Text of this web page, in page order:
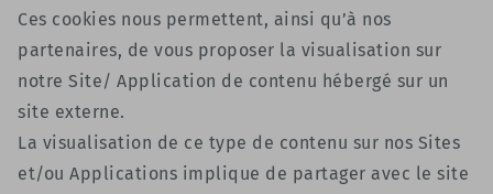
Ces cookies nous permettent, ainsi qu’à nos
partenaires, de vous proposer la visualisation sur
notre Site/ Application de contenu hébergé sur un
site externe.
La visualisation de ce type de contenu sur nos Sites
et/ou Applications implique de partager avec le site